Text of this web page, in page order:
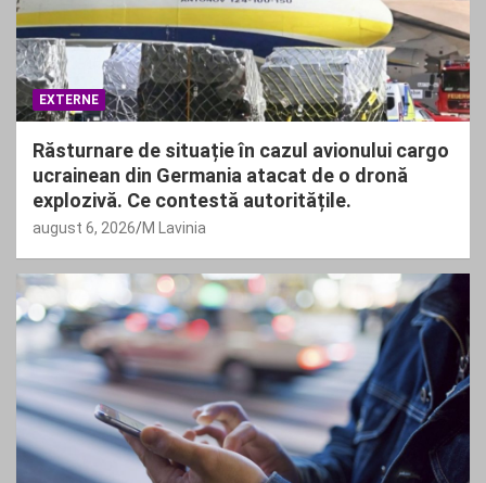
EXTERNE
Răsturnare de situație în cazul avionului cargo
ucrainean din Germania atacat de o dronă
explozivă. Ce contestă autoritățile.
august 6, 2026 M Lavinia